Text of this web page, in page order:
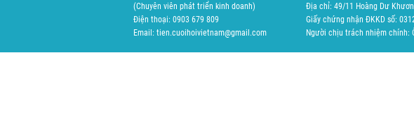
(Chuyên viên phát triển kinh doanh)
Điện thoại: 0903 679 809
Email: tien.cuoihoivietnam@gmail.com
Địa chỉ: 49/11 Hoàng Dư
Giấy chứng nhận ĐKKD số:
Người chịu trách nhiệm chính: